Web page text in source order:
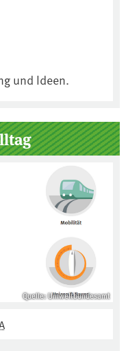
und Ideen.
Quelle: Umweltbundesamt